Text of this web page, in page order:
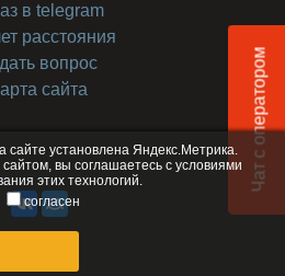
сайте установлена Яндекс.Метрика.
вы соглашаетесь с условиями
этих технологий.
согласен
в telegram
расстояния
вопрос
сайта
Чат с оператором